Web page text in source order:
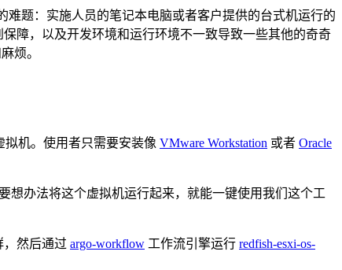
题：实施人员的笔记本电脑或者客户提供的台式机运行的
保障，以及开发环境和运行环境不一致导致一些其他的奇奇
烦。
拟机。使用者只需要安装像 VMware Workstation 或者 Oracle
想办法将这个虚拟机运行起来，就能一键使用我们这个工
，然后通过 argo-workflow 工作流引擎运行 redfish-esxi-os-